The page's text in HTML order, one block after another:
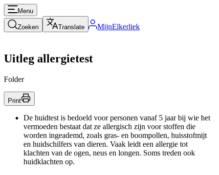
Menu
Zoeken Translate MijnElkerliek
Uitleg allergietest
Folder
Print
De huidtest is bedoeld voor personen vanaf 5 jaar bij wie het
vermoeden bestaat dat ze allergisch zijn voor stoffen die
worden ingeademd, zoals gras- en boompollen, huisstofmijt
en huidschilfers van dieren. Vaak leidt een allergie tot
klachten van de ogen, neus en longen. Soms treden ook
huidklachten op.